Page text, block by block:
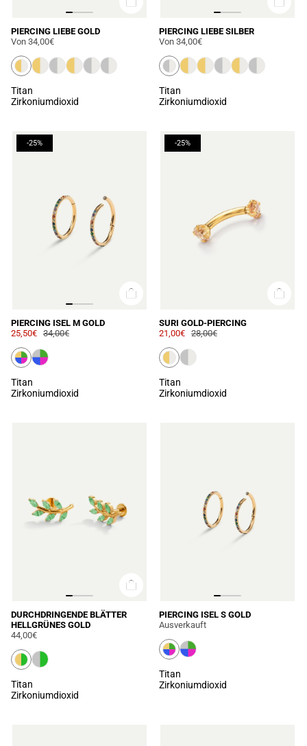
PIERCING LIEBE GOLD
Von 34,00€
Titan
Zirkoniumdioxid
PIERCING LIEBE SILBER
Von 34,00€
Titan
Zirkoniumdioxid
-25%
PIERCING ISEL M GOLD
25,50€ 34,00€
Titan
Zirkoniumdioxid
-25%
SURI GOLD-PIERCING
21,00€ 28,00€
Titan
Zirkoniumdioxid
DURCHDRINGENDE BLÄTTER
HELLGRÜNES GOLD
44,00€
Titan
Zirkoniumdioxid
PIERCING ISEL S GOLD
Ausverkauft
Titan
Zirkoniumdioxid